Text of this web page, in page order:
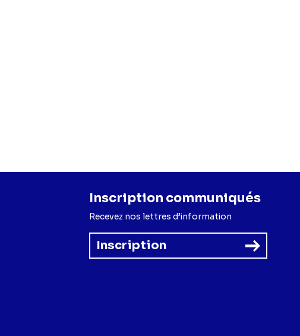
Inscription communiqués
Recevez nos lettres d’information
Inscription